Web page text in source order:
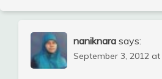
naniknara says:
September 3, 2012 at